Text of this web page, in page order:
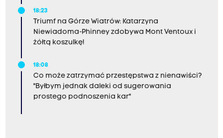
18:23
Triumf na Górze Wiatrów: Katarzyna
Niewiadoma-Phinney zdobywa Mont Ventoux i
żółtą koszulkę!
18:08
Co może zatrzymać przestępstwa z nienawiści?
"Byłbym jednak daleki od sugerowania
prostego podnoszenia kar"